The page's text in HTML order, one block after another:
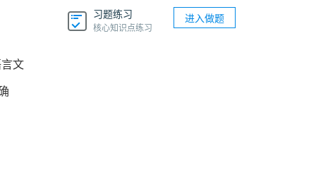
文
习题练习
核心知识点练习
进入做题